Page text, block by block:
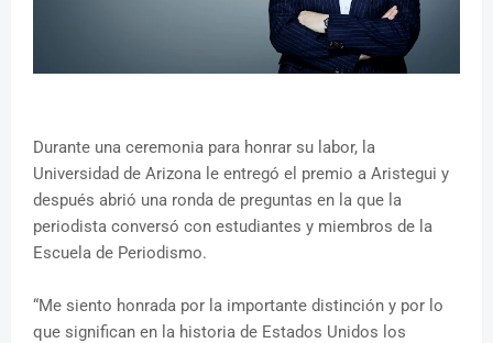
Durante una ceremonia para honrar su labor, la
Universidad de Arizona le entregó el premio a Aristegui y
después abrió una ronda de preguntas en la que la
periodista conversó con estudiantes y miembros de la
Escuela de Periodismo.
“Me siento honrada por la importante distinción y por lo
que significan en la historia de Estados Unidos los